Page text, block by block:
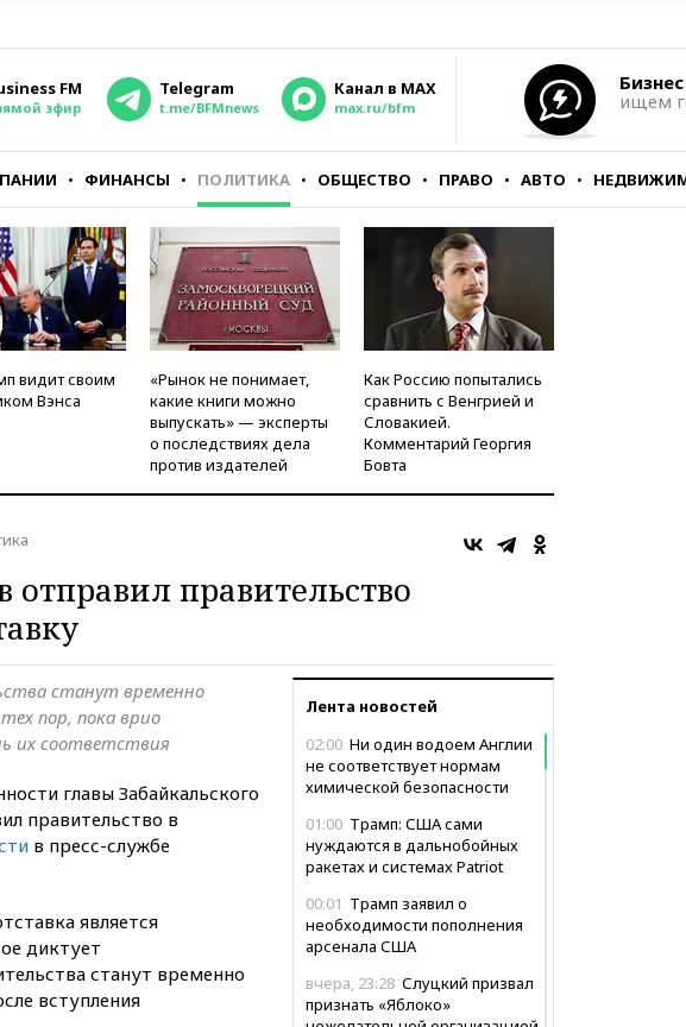
FM
эфир
Telegram
t.me/BFMnews
Канал в MAX
max.ru/bfm
ищем
ФИНАНСЫ ПОЛИТИКА ОБЩЕСТВО ПРАВО АВТО
видит своим
Вэнса
«Рынок не понимает,
какие книги можно
выпускать» — эксперты
о последствиях дела
против издателей
Как Россию попытались
сравнить с Венгрией и
Словакией.
Комментарий Георгия
Бовта
отправил правительство
Лента новостей
02:00 Ни один водоем Англии
не соответствует нормам
химической безопасности
01:00 Трамп: США сами
нуждаются в дальнобойных
ракетах и системах Patriot
00:01 Трамп заявил о
необходимости пополнения
арсенала США
вчера, 23:28 Слуцкий призвал
признать «Яблоко»
станут временно
пор, пока врио
их соответствия
главы Забайкальского
правительство в
в пресс-службе
является
диктует
станут временно
вступления